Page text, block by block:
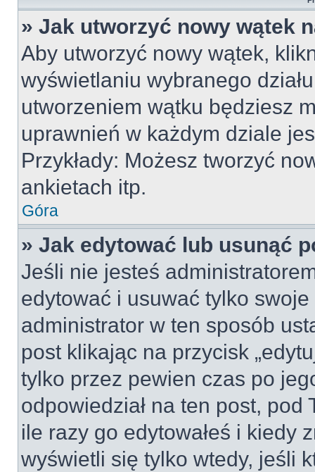
» Jak utworzyć nowy wątek
Aby utworzyć nowy wątek,
wyświetlaniu wybranego
utworzeniem wątku będziesz
uprawnień w każdym dziale
Przykłady: Możesz tworzyć
ankietach itp.
Góra
» Jak edytować lub usunąć
Jeśli nie jesteś
edytować i usuwać tylko
administrator w ten sposób
post klikając na przycisk
tylko przez pewien czas po
odpowiedział na ten post,
ile razy go edytowałeś i kiedy
wyświetli się tylko wtedy, jeśli